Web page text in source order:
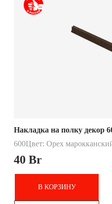
Накладка на полку декор
600Цвет: Орех
40 Br
В КОРЗИНУ